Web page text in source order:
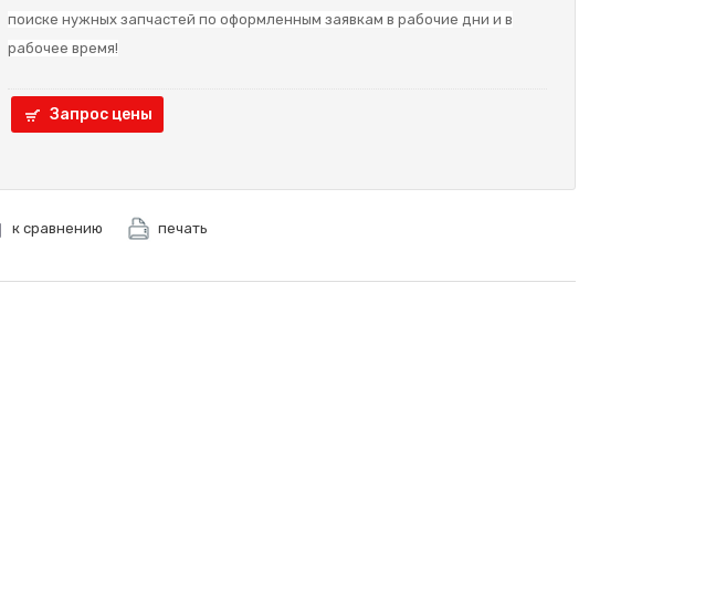
поиске нужных запчастей по оформленным заявкам в рабочие дни и в
рабочее время!
Запрос цены
к сравнению печать